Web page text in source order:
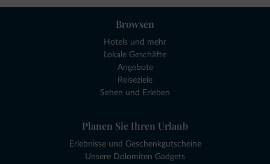
Browsen
Hotels und mehr
Lokale Geschäfte
Angebote
Reiseziele
Sehen und Erleben
Planen Sie Ihren Urlaub
Erlebnisse und Geschenkgutscheine
Unsere Dolomiten Gadgets